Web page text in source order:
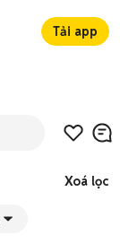
Tải app
Xoá lọc